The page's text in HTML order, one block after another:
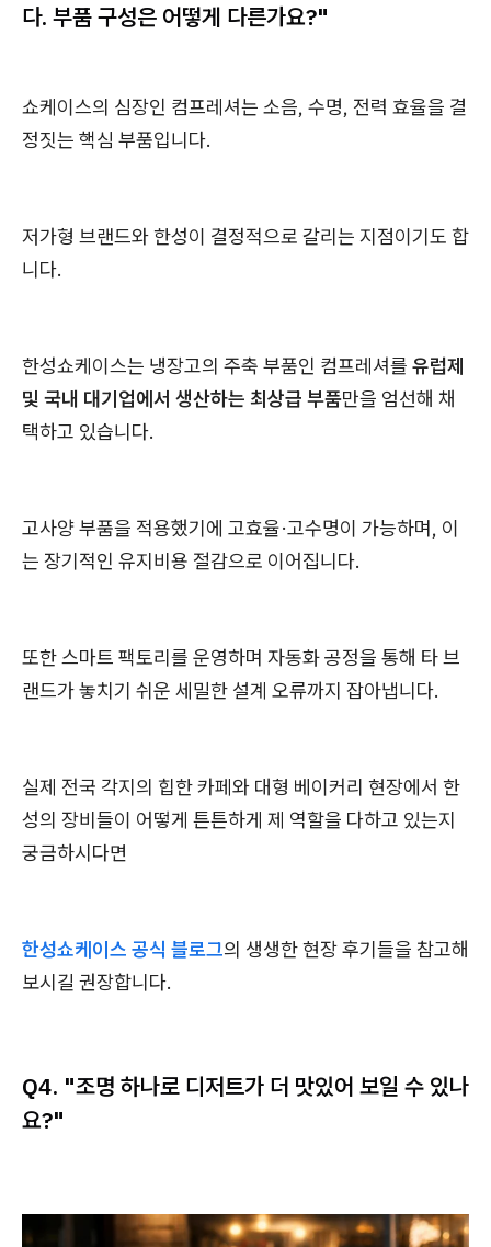
다. 부품 구성은 어떻게 다른가요?"
쇼케이스의 심장인 컴프레셔는 소음, 수명, 전력 효율을 결
정짓는 핵심 부품입니다.
저가형 브랜드와 한성이 결정적으로 갈리는 지점이기도 합
니다.
한성쇼케이스는 냉장고의 주축 부품인 컴프레셔를 유럽제
및 국내 대기업에서 생산하는 최상급 부품만을 엄선해 채
택하고 있습니다.
고사양 부품을 적용했기에 고효율·고수명이 가능하며, 이
는 장기적인 유지비용 절감으로 이어집니다.
또한 스마트 팩토리를 운영하며 자동화 공정을 통해 타 브
랜드가 놓치기 쉬운 세밀한 설계 오류까지 잡아냅니다.
실제 전국 각지의 힙한 카페와 대형 베이커리 현장에서 한
성의 장비들이 어떻게 튼튼하게 제 역할을 다하고 있는지
궁금하시다면
한성쇼케이스 공식 블로그의 생생한 현장 후기들을 참고해
보시길 권장합니다.
Q4. "조명 하나로 디저트가 더 맛있어 보일 수 있나
요?"